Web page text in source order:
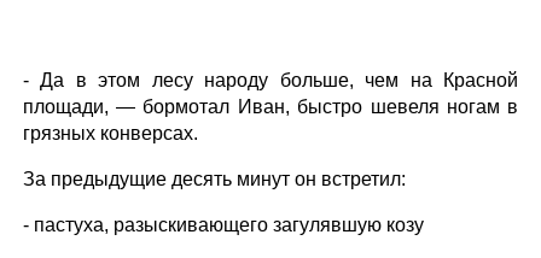
- Да в этом лесу народу больше, чем на Красной
площади, — бормотал Иван, быстро шевеля ногам в
грязных конверсах.
За предыдущие десять минут он встретил:
- пастуха, разыскивающего загулявшую козу